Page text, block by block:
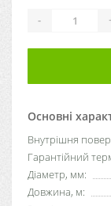
Основні
Внутрішня
Гарантійний
Діаметр, мм:
Довжина, м:
-